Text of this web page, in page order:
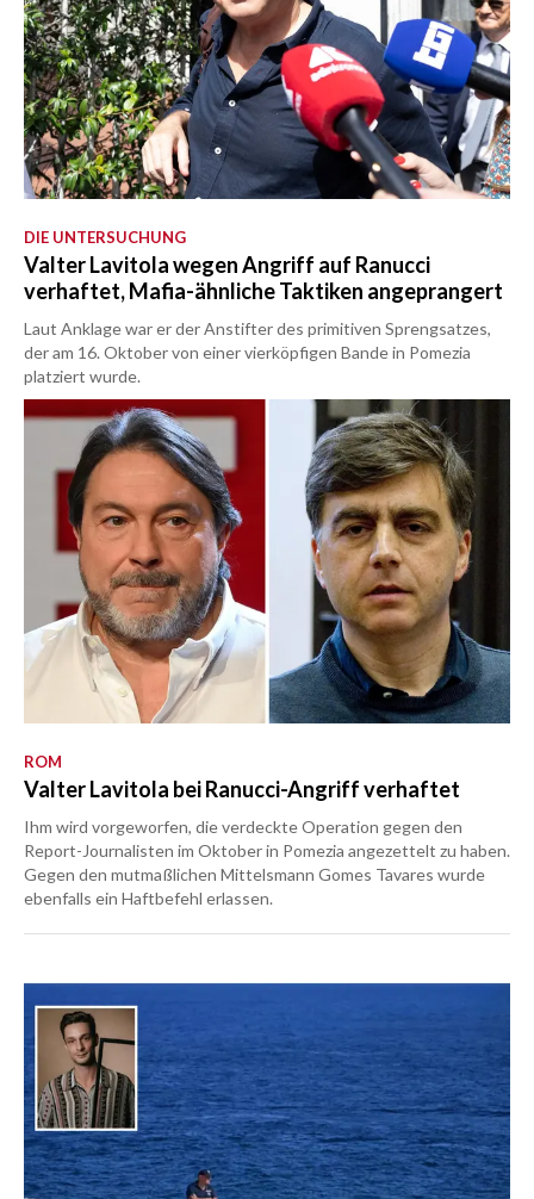
DIE UNTERSUCHUNG
Valter Lavitola wegen Angriff auf Ranucci
verhaftet, Mafia-ähnliche Taktiken angeprangert
Laut Anklage war er der Anstifter des primitiven Sprengsatzes,
der am 16. Oktober von einer vierköpfigen Bande in Pomezia
platziert wurde.
ROM
Valter Lavitola bei Ranucci-Angriff verhaftet
Ihm wird vorgeworfen, die verdeckte Operation gegen den
Report-Journalisten im Oktober in Pomezia angezettelt zu haben.
Gegen den mutmaßlichen Mittelsmann Gomes Tavares wurde
ebenfalls ein Haftbefehl erlassen.